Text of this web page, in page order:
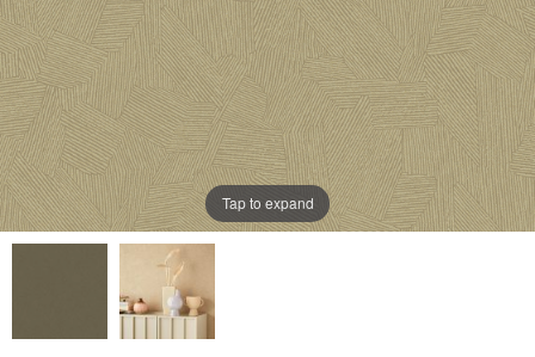
Tap to expand